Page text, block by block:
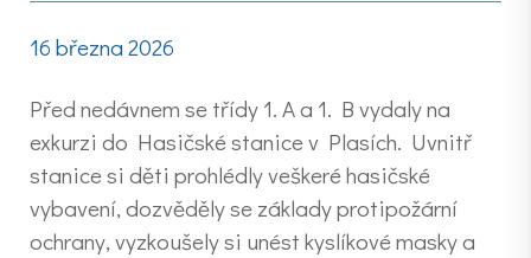
16 března 2026
Před nedávnem se třídy 1. A a 1. B vydaly na
exkurzi do Hasičské stanice v Plasích. Uvnitř
stanice si děti prohlédly veškeré hasičské
vybavení, dozvěděly se základy protipožární
ochrany, vyzkoušely si unést kyslíkové masky a